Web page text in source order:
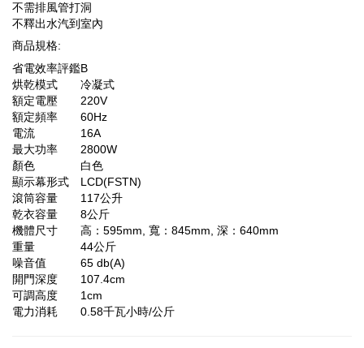
不需排風管打洞
不釋出水汽到室內
商品規格:
省電效率評鑑B
烘乾模式
冷凝式
額定電壓
220V
額定頻率
60Hz
電流
16A
最大功率
2800W
顏色
白色
顯示幕形式
LCD(FSTN)
滾筒容量
117公升
乾衣容量
8公斤
機體尺寸
高：595mm, 寬：845mm, 深：640mm
重量
44公斤
噪音值
65 db(A)
開門深度
107.4cm
可調高度
1cm
電力消耗
0.58千瓦小時/公斤